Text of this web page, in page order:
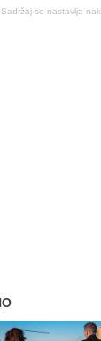
Sadržaj se nastavlja